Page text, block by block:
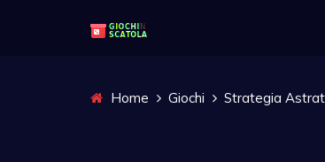
Home Giochi Strategia